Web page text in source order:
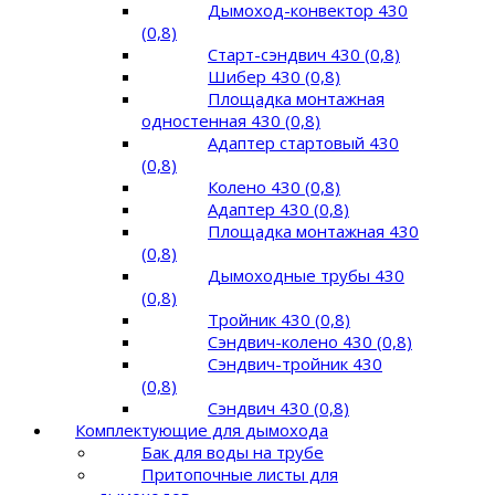
Дымоход-конвектор 430
(0,8)
Старт-сэндвич 430 (0,8)
Шибер 430 (0,8)
Площадка монтажная
одностенная 430 (0,8)
Адаптер стартовый 430
(0,8)
Колено 430 (0,8)
Адаптер 430 (0,8)
Площадка монтажная 430
(0,8)
Дымоходные трубы 430
(0,8)
Тройник 430 (0,8)
Сэндвич-колено 430 (0,8)
Сэндвич-тройник 430
(0,8)
Сэндвич 430 (0,8)
Комплектующие для дымохода
Бак для воды на трубе
Притопочные листы для